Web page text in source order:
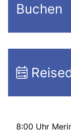
Buchen
8:00 Uhr